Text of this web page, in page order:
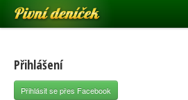
Pivní deníček
Pivní mapa
Pivní značky
Přihlášení
Přihlásit se přes Facebook